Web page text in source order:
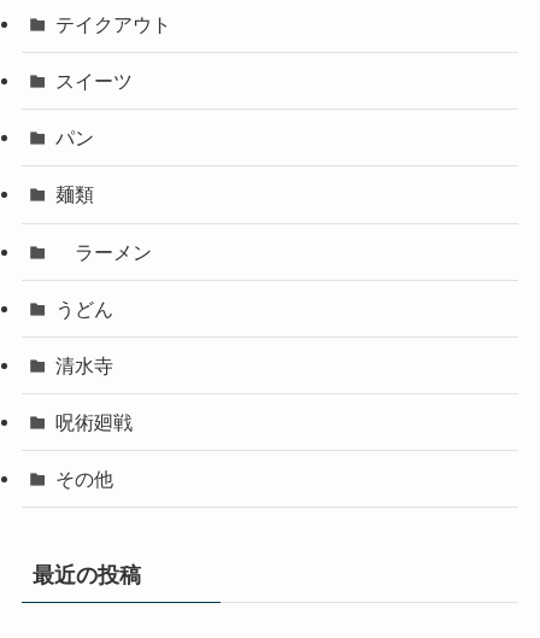
テイクアウト
スイーツ
パン
麺類
ラーメン
うどん
清水寺
呪術廻戦
その他
最近の投稿